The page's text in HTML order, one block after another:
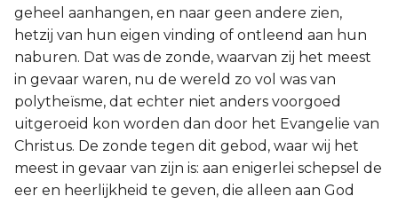
geheel aanhangen, en naar geen andere zien,
hetzij van hun eigen vinding of ontleend aan hun
naburen. Dat was de zonde, waarvan zij het meest
in gevaar waren, nu de wereld zo vol was van
polytheïsme, dat echter niet anders voorgoed
uitgeroeid kon worden dan door het Evangelie van
Christus. De zonde tegen dit gebod, waar wij het
meest in gevaar van zijn is: aan enigerlei schepsel de
eer en heerlijkheid te geven, die alleen aan God